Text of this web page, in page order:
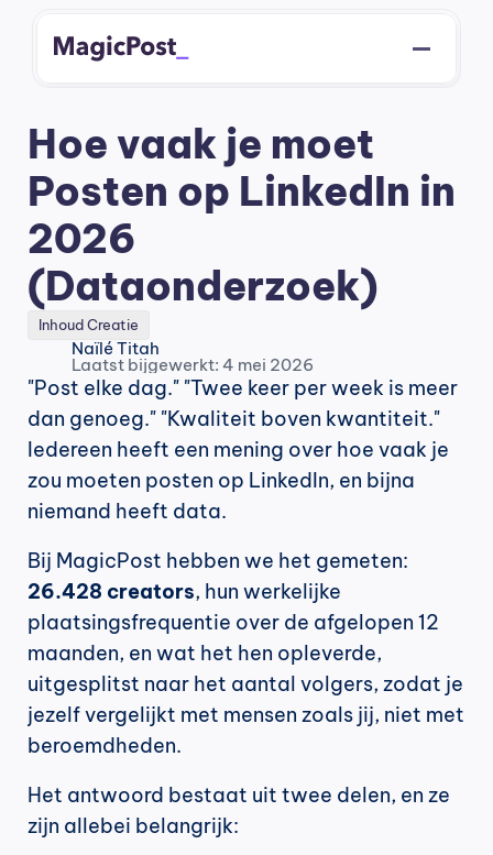
Hoe vaak je moet
Posten op LinkedIn in
2026
(Dataonderzoek)
Inhoud Creatie
Naïlé Titah
Laatst bijgewerkt: 4 mei 2026
"Post elke dag." "Twee keer per week is meer
dan genoeg." "Kwaliteit boven kwantiteit."
Iedereen heeft een mening over hoe vaak je
zou moeten posten op LinkedIn, en bijna
niemand heeft data.
26.428 creators, hun werkelijke
plaatsingsfrequentie over de afgelopen 12
maanden, en wat het hen opleverde,
uitgesplitst naar het aantal volgers, zodat je
jezelf vergelijkt met mensen zoals jij, niet met
beroemdheden.
Het antwoord bestaat uit twee delen, en ze
zijn allebei belangrijk: